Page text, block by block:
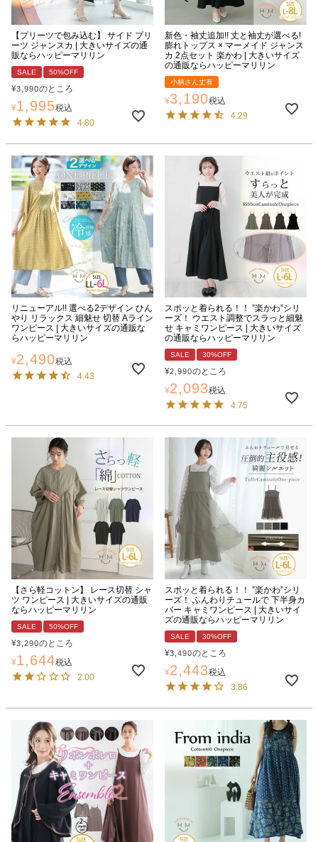
【プリーツで包み込む】 サイド プリ
ーツ ジャンスカ | 大きいサイズの通
販ならハッピーマリリン
SALE 50%OFF
¥3,990のところ
¥1,995税込
4.80
新色・袖丈追加!! 丈と袖丈が選べる!
膨れトップス × マーメイド ジャンス
カ 2点セット 楽かわ | 大きいサイズ
の通販ならハッピーマリリン
小柄さん丈有
¥3,190税込
4.29
リニューアル!! 選べる2デザイン ひん
やり リラックス 細魅せ 切替 Aライン
ワンピース | 大きいサイズの通販な
らハッピーマリリン
¥2,490税込
4.43
スポッと着られる！！ ”楽かわ”シリ
ーズ！ ウエスト調整でスラっと細魅
せ キャミワンピース | 大きいサイズ
の通販ならハッピーマリリン
SALE 30%OFF
¥2,990のところ
¥2,093税込
4.75
【さら軽コットン】 レース切替 シャ
ツ ワンピース | 大きいサイズの通販
ならハッピーマリリン
SALE 50%OFF
¥3,290のところ
¥1,644税込
2.00
スポッと着られる！！ ”楽かわ”シリ
ーズ！ ふんわりチュールで 下半身カ
バー キャミワンピース | 大きいサイ
ズの通販ならハッピーマリリン
SALE 30%OFF
¥3,490のところ
¥2,443税込
3.86